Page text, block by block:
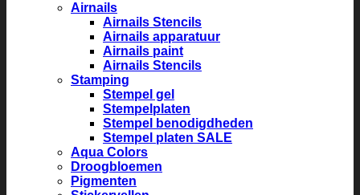
Airnails
Airnails Stencils
Airnails apparatuur
Airnails paint
Airnails Stencils
Stamping
Stempel gel
Stempelplaten
Stempel benodigdheden
Stempel platen SALE
Aqua Colors
Droogbloemen
Pigmenten